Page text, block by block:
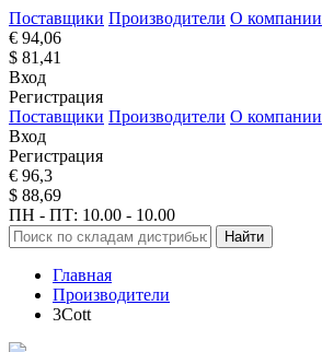
Поставщики Производители О компании
€ 94,06
$ 81,41
Вход
Регистрация
Поставщики Производители О компании
Вход
Регистрация
€ 96,3
$ 88,69
ПН - ПТ: 10.00 - 10.00
Найти
Главная
Производители
3Cott